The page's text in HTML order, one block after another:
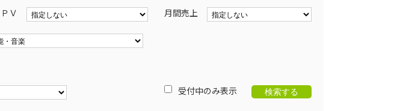
ＰＶ 月間売上
受付中のみ表示